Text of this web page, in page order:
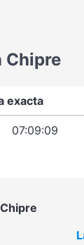
Chipre
exacta
07:09:09